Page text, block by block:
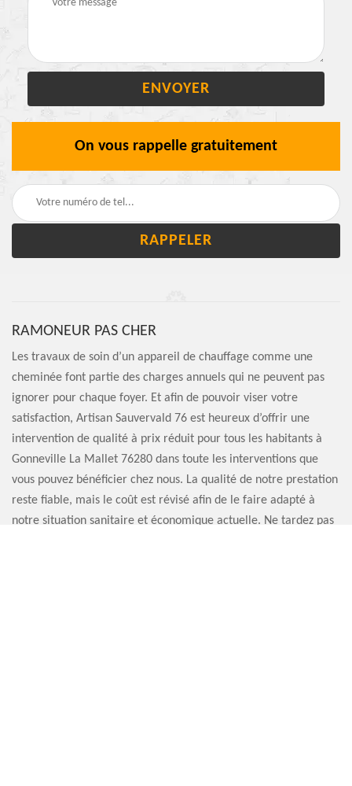
On vous rappelle gratuitement
RAMONEUR PAS CHER
Les travaux de soin d’un appareil de chauffage comme une
cheminée font partie des charges annuels qui ne peuvent pas
ignorer pour chaque foyer. Et afin de pouvoir viser votre
satisfaction, Artisan Sauvervald 76 est heureux d’offrir une
intervention de qualité à prix réduit pour tous les habitants à
Gonneville La Mallet 76280 dans toute les interventions que
vous pouvez bénéficier chez nous. La qualité de notre prestation
reste fiable, mais le coût est révisé afin de le faire adapté à
notre situation sanitaire et économique actuelle. Ne tardez pas